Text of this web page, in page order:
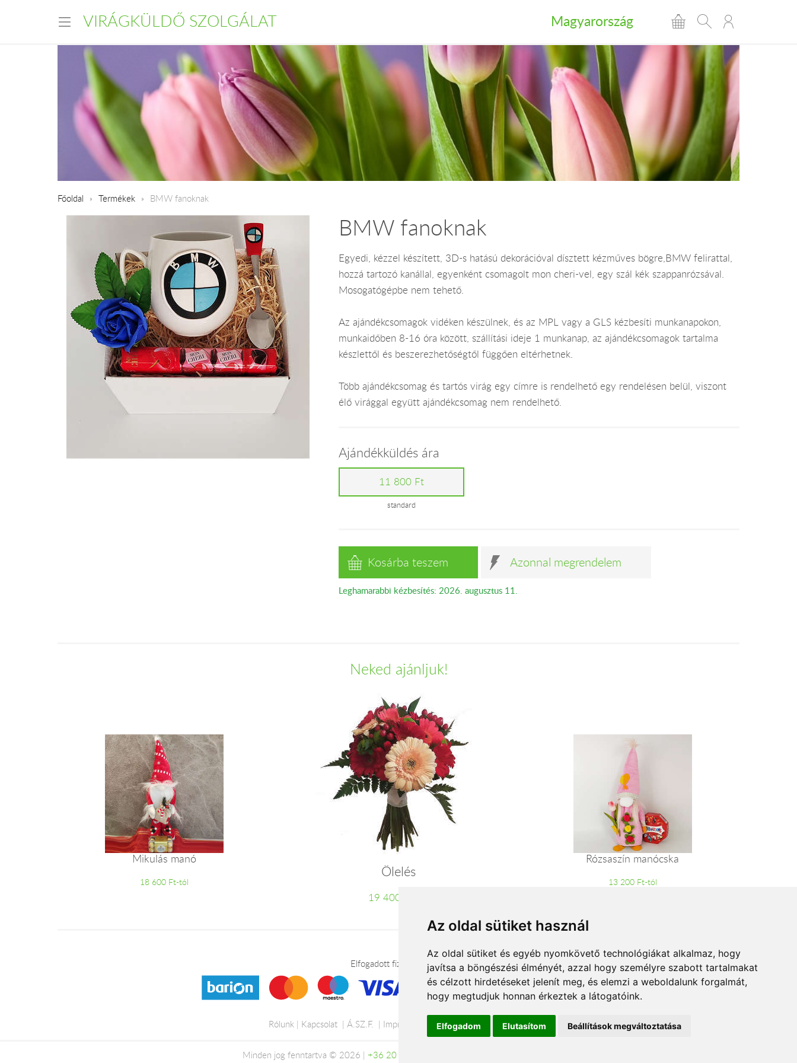
Az oldal sütiket használ
Az oldal sütiket és egyéb nyomkövető technológiákat alkalmaz, hogy
javítsa a böngészési élményét, azzal hogy személyre szabott tartalmakat
és célzott hirdetéseket jelenít meg, és elemzi a weboldalunk forgalmát,
hogy megtudjuk honnan érkeztek a látogatóink.
Elfogadom Elutasítom Beállítások megváltoztatása
VIRÁGKÜLDŐ SZOLGÁLAT Magyarország
Főoldal Termékek BMW fanoknak
BMW fanoknak
Egyedi, kézzel készített, 3D-s hatású dekorációval dísztett kézműves bögre,BMW felirattal,
hozzá tartozó kanállal, egyenként csomagolt mon cheri-vel, egy szál kék szappanrózsával.
Mosogatógépbe nem tehető.
Az ajándékcsomagok vidéken készülnek, és az MPL vagy a GLS kézbesíti munkanapokon,
munkaidőben 8-16 óra között, szállítási ideje 1 munkanap, az ajándékcsomagok tartalma
készlettől és beszerezhetőségtől függően eltérhetnek.
Több ajándékcsomag és tartós virág egy címre is rendelhető egy rendelésen belül, viszont
élő virággal együtt ajándékcsomag nem rendelhető.
Ajándékküldés ára
11 800 Ft
standard
Kosárba teszem Azonnal megrendelem
Leghamarabbi kézbesítés: 2026. augusztus 11.
Neked ajánljuk!
Mikulás manó
18 600 Ft-tól
Ölelés
19 400 Ft-tól
Rózsaszín manócska
13 200 Ft-tól
Elfogadott fizetési módok
Rólunk Kapcsolat Á.SZ.F. Impresszum Adatkezelési tájékoztató
Minden jog fenntartva © 2026 | +36 20 488-8362